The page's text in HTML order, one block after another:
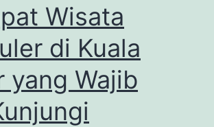
Wisata
di Kuala
yang Wajib